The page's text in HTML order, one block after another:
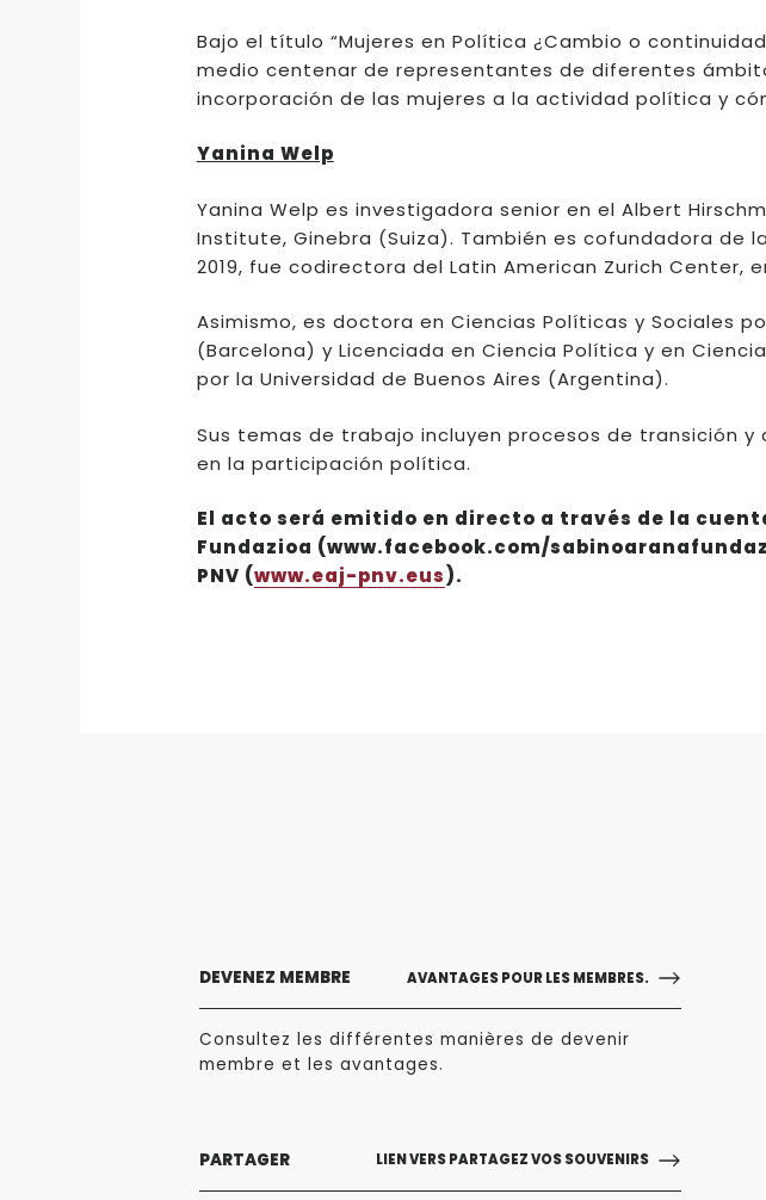
Bajo el título “Mujeres en Política ¿Cambio o
medio centenar de representantes de diferentes
incorporación de las mujeres a la actividad política y
Yanina Welp
Yanina Welp es investigadora senior en el Albert
Institute, Ginebra (Suiza). También es cofundadora de
2019, fue codirectora del Latin American Zurich Center,
Asimismo, es doctora en Ciencias Políticas y Sociales
(Barcelona) y Licenciada en Ciencia Política y en
por la Universidad de Buenos Aires (Argentina).
Sus temas de trabajo incluyen procesos de transición
en la participación política.
El acto será emitido en directo a través de la
Fundazioa (www.facebook.com/
PNV (www.eaj-pnv.eus).
DEVENEZ MEMBRE AVANTAGES POUR LES MEMBRES.
Consultez les différentes manières de devenir
membre et les avantages.
PARTAGER LIEN VERS PARTAGEZ VOS SOUVENIRS